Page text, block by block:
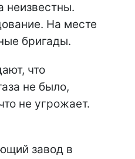
неизвестны.
На месте
бригады.
что
не было,
не угрожает.
завод в